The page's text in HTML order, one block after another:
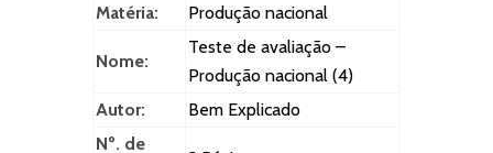
Matéria:
Produção nacional
Nome:
Teste de avaliação –
Produção nacional (4)
Autor:
Bem Explicado
Nº. de